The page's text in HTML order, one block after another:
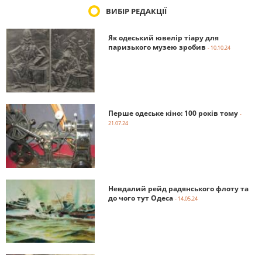
ВИБІР РЕДАКЦІЇ
Як одеський ювелір тіару для
паризького музею зробив - 10.10.24
Перше одеське кіно: 100 років тому -
21.07.24
Невдалий рейд радянського флоту та
до чого тут Одеса - 14.05.24